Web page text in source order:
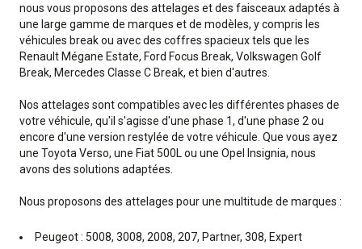
nous vous proposons des attelages et des faisceaux adaptés à
une large gamme de marques et de modèles, y compris les
véhicules break ou avec des coffres spacieux tels que les
Renault Mégane Estate, Ford Focus Break, Volkswagen Golf
Break, Mercedes Classe C Break, et bien d'autres.
Nos attelages sont compatibles avec les différentes phases de
votre véhicule, qu'il s'agisse d'une phase 1, d'une phase 2 ou
encore d'une version restylée de votre véhicule. Que vous ayez
une Toyota Verso, une Fiat 500L ou une Opel Insignia, nous
avons des solutions adaptées.
Nous proposons des attelages pour une multitude de marques :
Peugeot : 5008, 3008, 2008, 207, Partner, 308, Expert